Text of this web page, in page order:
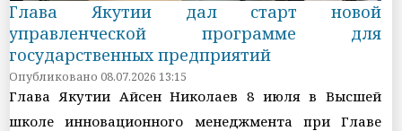
Глава Якутии дал старт новой
управленческой программе для
государственных предприятий
Опубликовано 08.07.2026 13:15
Глава Якутии Айсен Николаев 8 июля в Высшей
школе инновационного менеджмента при Главе